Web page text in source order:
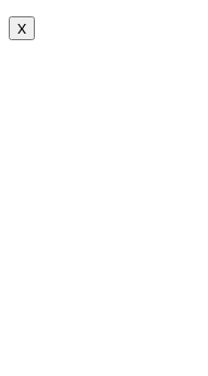
X